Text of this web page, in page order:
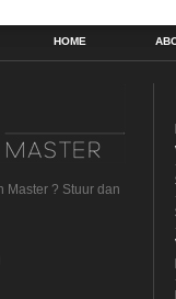
HOME
Master ? Stuur dan